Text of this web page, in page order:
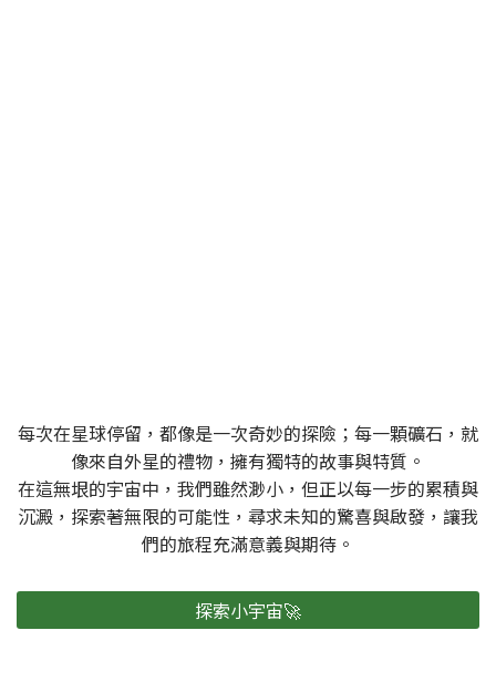
每次在星球停留，都像是一次奇妙的探險；每一顆礦石，就
像來自外星的禮物，擁有獨特的故事與特質。
在這無垠的宇宙中，我們雖然渺小，但正以每一步的累積與
沉澱，探索著無限的可能性，尋求未知的驚喜與啟發，讓我
們的旅程充滿意義與期待。
探索小宇宙🚀